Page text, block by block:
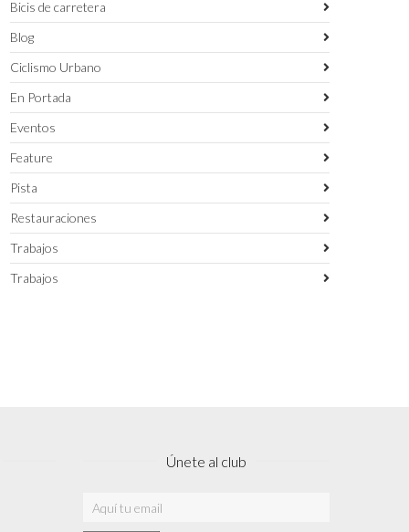
Bicis de carretera
Blog
Ciclismo Urbano
En Portada
Eventos
Feature
Pista
Restauraciones
Trabajos
Trabajos
Únete al club